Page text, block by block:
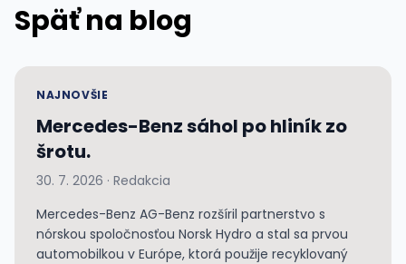
Späť na blog
NAJNOVŠIE
Mercedes-Benz sáhol po hliník zo
šrotu.
30. 7. 2026 · Redakcia
Mercedes-Benz AG-Benz rozšíril partnerstvo s
nórskou spoločnosťou Norsk Hydro a stal sa prvou
automobilkou v Európe, ktorá použije recyklovaný